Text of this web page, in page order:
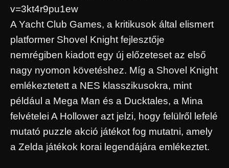
v=3kt4r9pu1ew
A Yacht Club Games, a kritikusok által elismert
platformer Shovel Knight fejlesztője
nemrégiben kiadott egy új előzeteset az első
nagy nyomon követéshez. Míg a Shovel Knight
emlékeztetett a NES klasszikusokra, mint
például a Mega Man és a Ducktales, a Mina
felvételei A Hollower azt jelzi, hogy felülről lefelé
mutató puzzle akció játékot fog mutatni, amely
a Zelda játékok korai legendájára emlékeztet.